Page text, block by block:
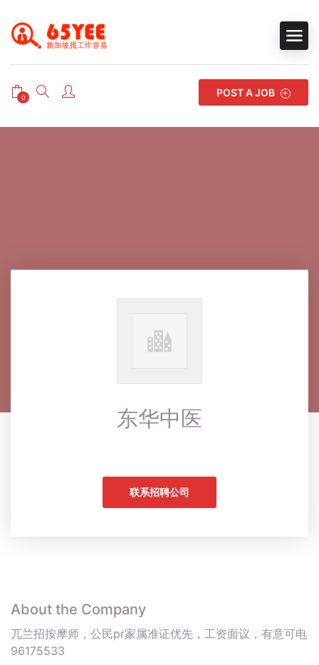
0 POST A JOB
东华中医
联系招聘公司
About the Company
兀兰招按摩师，公民pr家属准证优先，工资面议，有意可电
96175533